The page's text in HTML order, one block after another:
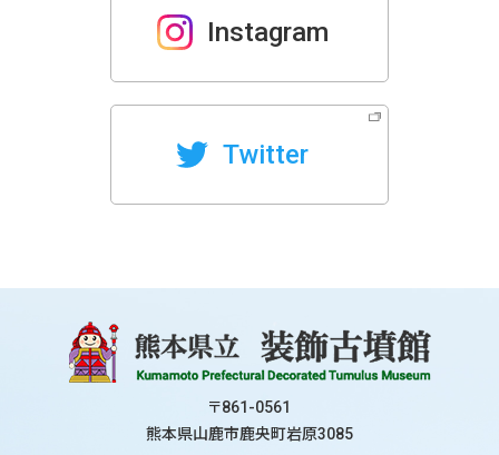
Instagram
Twitter
〒861-0561
熊本県山鹿市鹿央町岩原3085